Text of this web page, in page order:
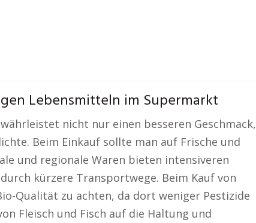
Lebensmitteln im Supermarkt
nicht nur einen besseren Geschmack,
Beim Einkauf sollte man auf Frische und
und regionale Waren bieten intensiveren
kürzere Transportwege. Beim Kauf von
Qualität zu achten, da dort weniger Pestizide
Fleisch und Fisch auf die Haltung und